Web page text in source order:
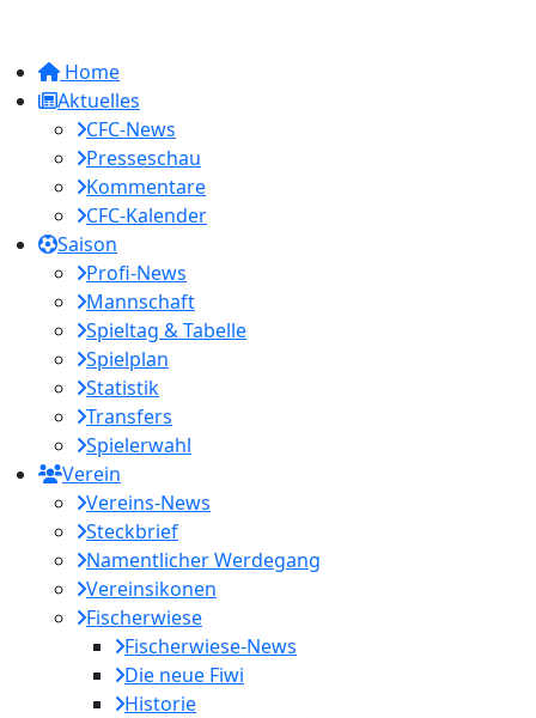
Home
Aktuelles
CFC-News
Presseschau
Kommentare
CFC-Kalender
Saison
Profi-News
Mannschaft
Spieltag & Tabelle
Spielplan
Statistik
Transfers
Spielerwahl
Verein
Vereins-News
Steckbrief
Namentlicher Werdegang
Vereinsikonen
Fischerwiese
Fischerwiese-News
Die neue Fiwi
Historie